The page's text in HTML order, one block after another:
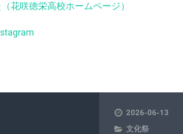
花咲徳栄高校ホームページ）
2026-06-13
文化祭